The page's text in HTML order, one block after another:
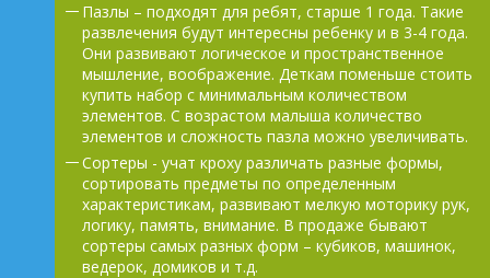
Пазлы – подходят для ребят, старше 1 года. Такие
развлечения будут интересны ребенку и в 3-4 года.
Они развивают логическое и пространственное
мышление, воображение. Деткам поменьше стоить
купить набор с минимальным количеством
элементов. С возрастом малыша количество
элементов и сложность пазла можно увеличивать.
Сортеры - учат кроху различать разные формы,
сортировать предметы по определенным
характеристикам, развивают мелкую моторику рук,
логику, память, внимание. В продаже бывают
сортеры самых разных форм – кубиков, машинок,
ведерок, домиков и т.д.